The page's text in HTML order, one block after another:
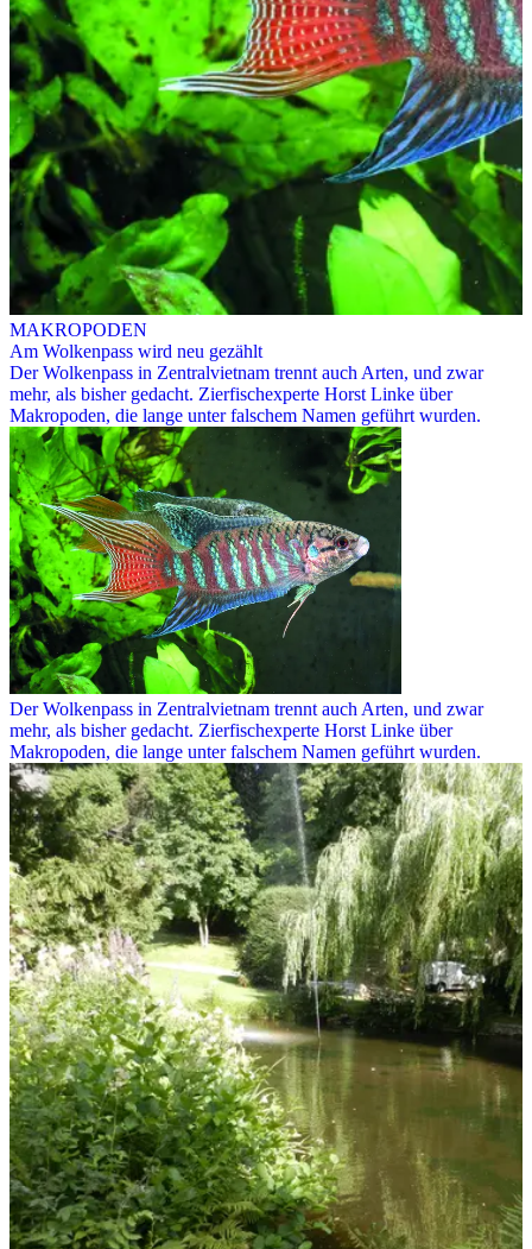
MAKROPODEN
Am Wolkenpass wird neu gezählt
Der Wolkenpass in Zentralvietnam trennt auch Arten, und zwar
mehr, als bisher gedacht. Zierfischexperte Horst Linke über
Makropoden, die lange unter falschem Namen geführt wurden.
Der Wolkenpass in Zentralvietnam trennt auch Arten, und zwar
mehr, als bisher gedacht. Zierfischexperte Horst Linke über
Makropoden, die lange unter falschem Namen geführt wurden.